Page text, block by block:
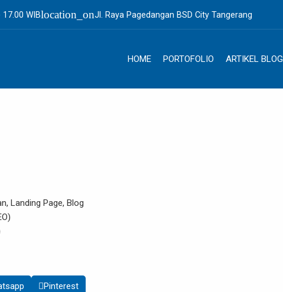
17.00 WIBlocation_onJl. Raya Pagedangan BSD City Tangerang
HOME PORTOFOLIO ARTIKEL BLOG
Landing Page, Blog
Pinterest